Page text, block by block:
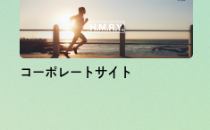
コーポレートサイト